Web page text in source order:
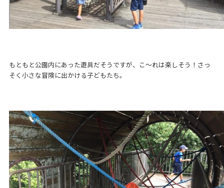
もともと公園内にあった遊具だそうですが、こ〜れは楽しそう！さっ
そく小さな冒険に出かける子どもたち。